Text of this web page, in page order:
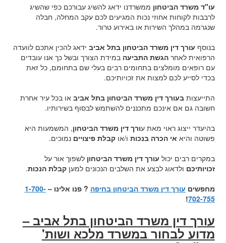
עו"ד משרד הביטחון ממשרדנו ידאג להשיג עבורכם כפי שהשיג
לרבבות לקוחות אחוזי נכות המגיעים לכם עקב המחלה, חבלה
שנגרמה במהלך השירות או באירוע טרור.
בנוסף עורך דין משרד הביטחון בתל אביב ידאג להכין אתכם לוועדה
הרפואית לאחר הגשת התביעה במידת הצורך ובשל כך אנו עובדים
עם רופאים מומלצים בתחומים רבים בעלי שם בתחומם, כל זאת
בכדי לסייע לכם למצות את זכויותיכם.
התייעצותבעורך דין משרד הביטחון בתל אביב או בכל עיר אחרת
חשובה גם אם אינכם מתכננים להשתמש לבסוף בשירותיו.
בהיעדר ייצוג ראוי מאת עורך דין משרד הביטחון, המשמעות היא
פשוטה והיא אי הכרה בנכות ו/אוקבלת פיצויים נמוכים.
במקרים רבים יכול עורך דין משרד הביטחון לשפוך אור על
זכויותיכם ולדאוג לבצע את השלבים הנכונים למעןקבלת הנכות.
מחפשים עורך דין משרד הביטחון בחיפה ? פנו אלינו –1-700-
702-755
!
עורך דין משרד הביטחון בתל אביב –
מדוע לבחור במשרד מלכא ושות'